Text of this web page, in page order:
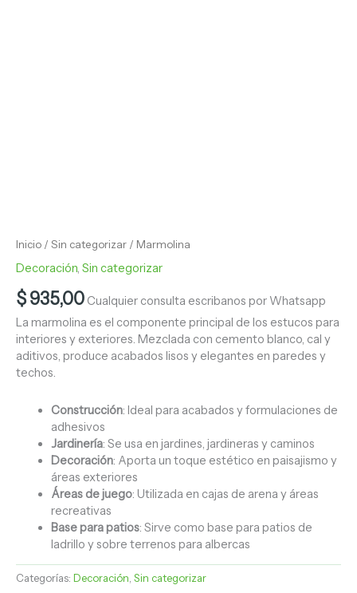
Inicio / Sin categorizar / Marmolina
Decoración, Sin categorizar
$935,00 Cualquier consulta escribanos por Whatsapp
La marmolina es el componente principal de los estucos para
interiores y exteriores. Mezclada con cemento blanco, cal y
aditivos, produce acabados lisos y elegantes en paredes y
techos.
Construcción: Ideal para acabados y formulaciones de
adhesivos
Jardinería: Se usa en jardines, jardineras y caminos
Decoración: Aporta un toque estético en paisajismo y
áreas exteriores
Áreas de juego: Utilizada en cajas de arena y áreas
recreativas
Base para patios: Sirve como base para patios de
ladrillo y sobre terrenos para albercas
Categorías: Decoración Sin categorizar